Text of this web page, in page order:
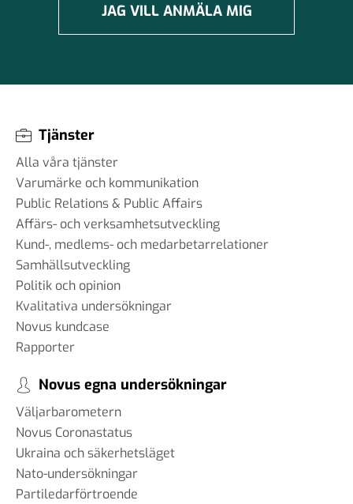
JAG VILL ANMÄLA MIG
Tjänster
Alla våra tjänster
Varumärke och kommunikation
Public Relations & Public Affairs
Affärs- och verksamhetsutveckling
Kund-, medlems- och medarbetarrelationer
Samhällsutveckling
Politik och opinion
Kvalitativa undersökningar
Novus kundcase
Rapporter
Novus egna undersökningar
Väljarbarometern
Novus Coronastatus
Ukraina och säkerhetsläget
Nato-undersökningar
Partiledarförtroende